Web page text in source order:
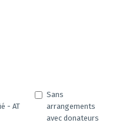
- AT
Sans
arrangements
avec donateurs